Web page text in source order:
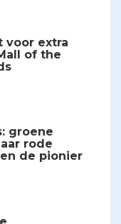
voor extra
of the
groene
rode
de pionier